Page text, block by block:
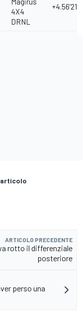
4X4
DRNL
+4.56’21"
articolo
ARTICOLO PRECEDENTE
rotto il differenziale
posteriore
perso una